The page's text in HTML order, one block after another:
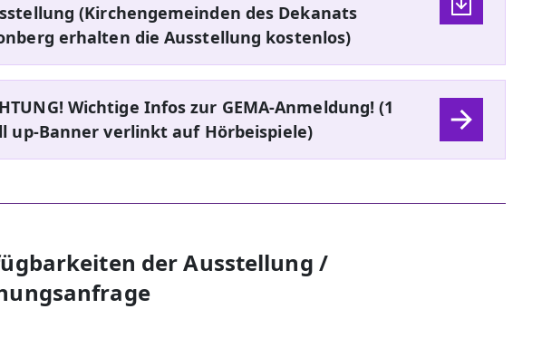
(Kirchengemeinden des Dekanats
erhalten die Ausstellung kostenlos)
Wichtige Infos zur GEMA-Anmeldung! (1
up-Banner verlinkt auf Hörbeispiele)
der Ausstellung /